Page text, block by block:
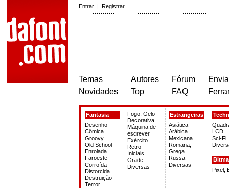
Entrar | Registrar
Temas
Novidades
Autores
Top
Fórum
FAQ
Fantasia
Desenho
Cômica
Groovy
Old School
Enrolada
Faroeste
Corroída
Distorcida
Destruição
Terror
Fogo, Gelo
Decorativa
Máquina de
escrever
Exército
Retro
Iniciais
Grade
Diversas
Estrangeiras
Asiática
Arábica
Mexicana
Romana,
Grega
Russa
Diversas
LCD
Sci-Fi
Pixel,